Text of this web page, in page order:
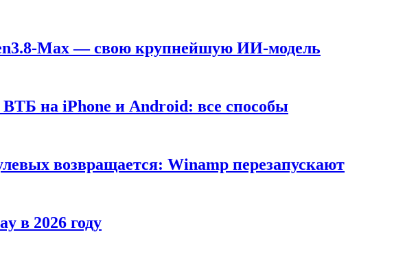
Max — свою крупнейшую ИИ-модель
на iPhone и Android: все способы
возвращается: Winamp перезапускают
в 2026 году